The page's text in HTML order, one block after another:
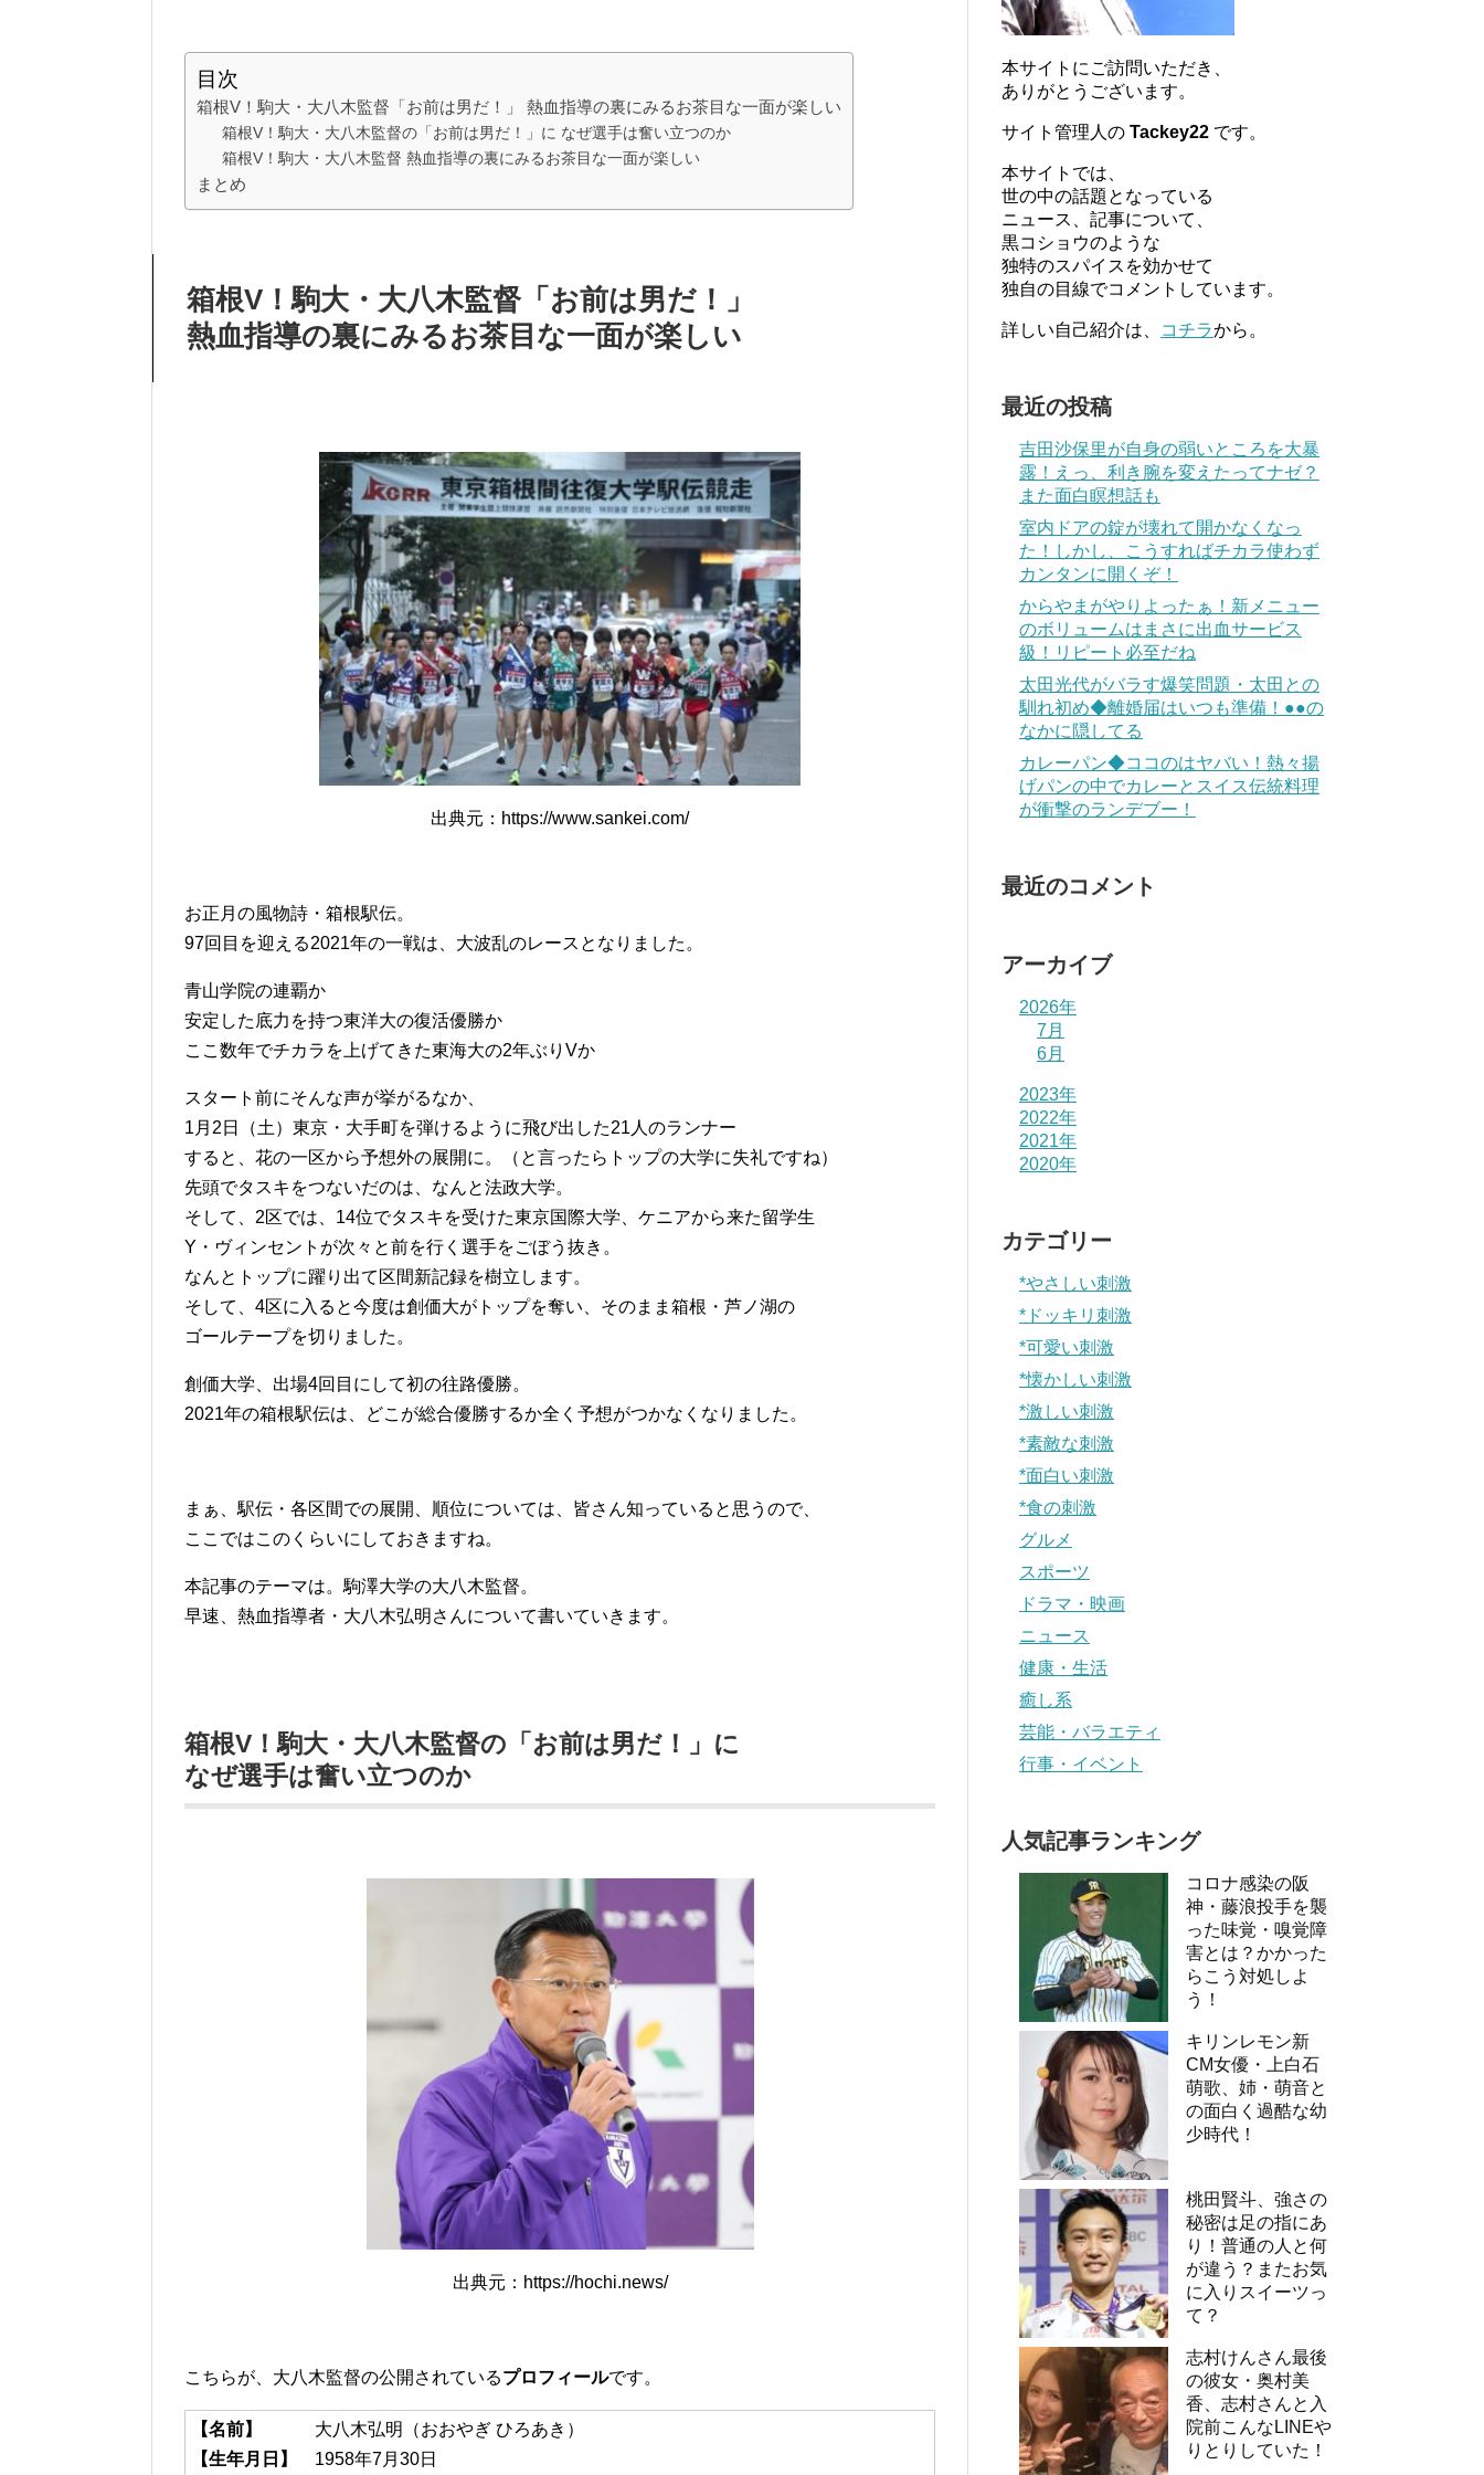
目次
箱根V！駒大・大八木監督「お前は男だ！」 熱血指導の裏にみるお茶目な一面が楽しい
箱根V！駒大・大八木監督の「お前は男だ！」に なぜ選手は奮い立つのか
箱根V！駒大・大八木監督 熱血指導の裏にみるお茶目な一面が楽しい
まとめ
箱根V！駒大・大八木監督「お前は男だ！」
熱血指導の裏にみるお茶目な一面が楽しい
出典元：https://www.sankei.com/
お正月の風物詩・箱根駅伝。
97回目を迎える2021年の一戦は、大波乱のレースとなりました。
青山学院の連覇か
安定した底力を持つ東洋大の復活優勝か
ここ数年でチカラを上げてきた東海大の2年ぶりVか
スタート前にそんな声が挙がるなか、
1月2日（土）東京・大手町を弾けるように飛び出した21人のランナー
すると、花の一区から予想外の展開に。（と言ったらトップの大学に失礼ですね）
先頭でタスキをつないだのは、なんと法政大学。
そして、2区では、14位でタスキを受けた東京国際大学、ケニアから来た留学生
Y・ヴィンセントが次々と前を行く選手をごぼう抜き。
なんとトップに躍り出て区間新記録を樹立します。
そして、4区に入ると今度は創価大がトップを奪い、そのまま箱根・芦ノ湖の
ゴールテープを切りました。
創価大学、出場4回目にして初の往路優勝。
2021年の箱根駅伝は、どこが総合優勝するか全く予想がつかなくなりました。
まぁ、駅伝・各区間での展開、順位については、皆さん知っていると思うので、
ここではこのくらいにしておきますね。
本記事のテーマは。駒澤大学の大八木監督。
早速、熱血指導者・大八木弘明さんについて書いていきます。
箱根V！駒大・大八木監督の「お前は男だ！」に
なぜ選手は奮い立つのか
出典元：https://hochi.news/
こちらが、大八木監督の公開されているプロフィールです。
【名前】
大八木弘明（おおやぎ ひろあき）
【生年月日】
1958年7月30日
本サイトにご訪問いただき、
ありがとうございます。
サイト管理人の Tackey22 です。
本サイトでは、
世の中の話題となっている
ニュース、記事について、
黒コショウのような
独特のスパイスを効かせて
独自の目線でコメントしています。
詳しい自己紹介は、 コチラから。
最近の投稿
吉田沙保里が自身の弱いところを大暴
露！えっ、利き腕を変えたってナゼ？
また面白瞑想話も
室内ドアの錠が壊れて開かなくなっ
た！しかし、こうすればチカラ使わず
カンタンに開くぞ！
からやまがやりよったぁ！新メニュー
のボリュームはまさに出血サービス
級！リピート必至だね
太田光代がバラす爆笑問題・太田との
馴れ初め◆離婚届はいつも準備！●●の
なかに隠してる
カレーパン◆ココのはヤバい！熱々揚
げパンの中でカレーとスイス伝統料理
が衝撃のランデブー！
最近のコメント
アーカイブ
2026年
7月
6月
2023年
2022年
2021年
2020年
カテゴリー
*やさしい刺激
*ドッキリ刺激
*可愛い刺激
*懐かしい刺激
*激しい刺激
*素敵な刺激
*面白い刺激
*食の刺激
グルメ
スポーツ
ドラマ・映画
ニュース
健康・生活
癒し系
芸能・バラエティ
行事・イベント
人気記事ランキング
コロナ感染の阪
神・藤浪投手を襲
った味覚・嗅覚障
害とは？かかった
らこう対処しよ
う！
キリンレモン新
CM女優・上白石
萌歌、姉・萌音と
の面白く過酷な幼
少時代！
桃田賢斗、強さの
秘密は足の指にあ
り！普通の人と何
が違う？またお気
に入りスイーツっ
て？
志村けんさん最後
の彼女・奥村美
香、志村さんと入
院前こんなLINEや
りとりしていた！